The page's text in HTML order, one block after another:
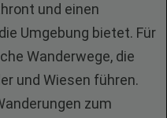
und einen
Umgebung bietet. Für
Wanderwege, die
und Wiesen führen.
zum